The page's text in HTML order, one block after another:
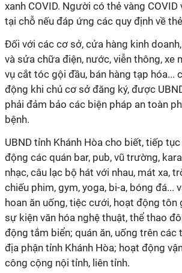
xanh COVID. Người có thẻ vàng
tại chỗ nếu đáp ứng các quy định về
Đối với các cơ sở, cửa hàng kinh
và sửa chữa điện, nước, viễn thông, xe
vụ cắt tóc gội đầu, bán hàng tạp hóa...
động khi chủ cơ sở đăng ký, được
phải đảm bảo các biện pháp an toàn
bệnh.
UBND tỉnh Khánh Hòa cho biết, tiếp
động các quán bar, pub, vũ trường,
nhạc, câu lạc bộ hát với nhau, mát xa,
chiếu phim, gym, yoga, bi-a, bóng đá...
hoan ăn uống, tiệc cưới, hoạt động tôn
sự kiện văn hóa nghệ thuật, thể thao
động tắm biển; quán ăn, uống trên các
địa phận tỉnh Khánh Hòa; hoạt động
công cộng nội tỉnh, liên tỉnh.